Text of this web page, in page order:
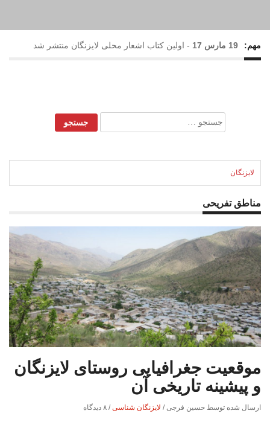
مهم: 19 مارس 17 - اولین کتاب اشعار محلی لایزنگان منتشر شد
جستجو
برای:
لایزنگان
مناطق تفریحی
موقعیت جغرافیایی روستای لایزنگان
و پیشینه تاریخی آن
ارسال شده توسط حسین فرجی/ لایزنگان شناسی / ۸ دیدگاه